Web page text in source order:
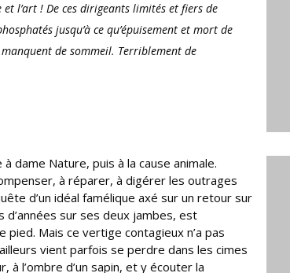
l’art ! De ces dirigeants limités et fiers de
jusqu’à ce qu’épuisement et mort de
manquent de sommeil. Terriblement de
dame Nature, puis à la cause animale.
à réparer, à digérer les outrages
d’un idéal famélique axé sur un retour sur
sur ses deux jambes, est
Mais ce vertige contagieux n’a pas
vient parfois se perdre dans les cimes
l’ombre d’un sapin, et y écouter la